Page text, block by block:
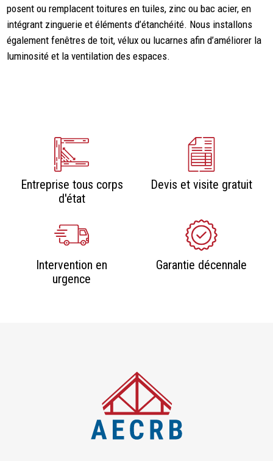
posent ou remplacent toitures en tuiles, zinc ou bac acier, en
intégrant zinguerie et éléments d’étanchéité. Nous installons
également fenêtres de toit, vélux ou lucarnes afin d’améliorer la
luminosité et la ventilation des espaces.
Entreprise tous corps
d'état
Devis et visite gratuit
Intervention en
urgence
Garantie décennale